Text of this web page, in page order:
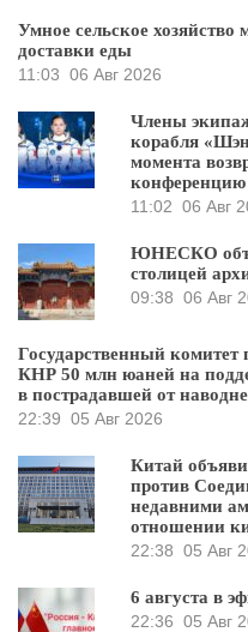
Умное сельское
доставки еды
11:03 06 Авг 2026
Члены
корабля
момента
11:02 06 Авг
ЮНЕСКО
столицей
09:38 06 Авг
Государственный комитет
КНР 50 млн юаней на
в пострадавшей от
22:39 05 Авг 2026
Китай
против
недавними
отношении
22:38 05 Авг
6 августа в
22:36 05 Авг